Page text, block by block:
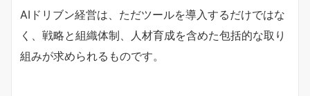
AIドリブン経営は、ただツールを導入するだけではな
く、戦略と組織体制、人材育成を含めた包括的な取り
組みが求められるものです。